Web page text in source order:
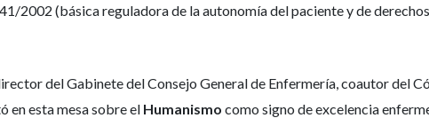
2002 (básica reguladora de la autonomía del paciente y de
del Gabinete del Consejo General de Enfermería, coautor del
en esta mesa sobre el Humanismo como signo de excelencia